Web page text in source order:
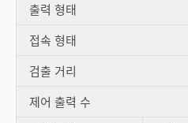
출력 형태
접속 형태
검출 거리
제어 출력 수